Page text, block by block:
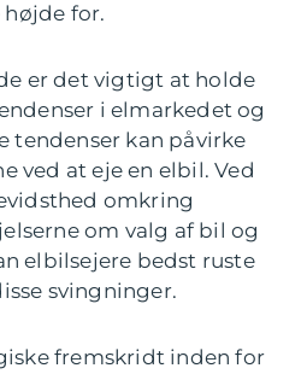
for.
er det vigtigt at holde
i elmarkedet og
tendenser kan påvirke
ved at eje en elbil. Ved
omkring
om valg af bil og
elbilsejere bedst ruste
svingninger.
fremskridt inden for